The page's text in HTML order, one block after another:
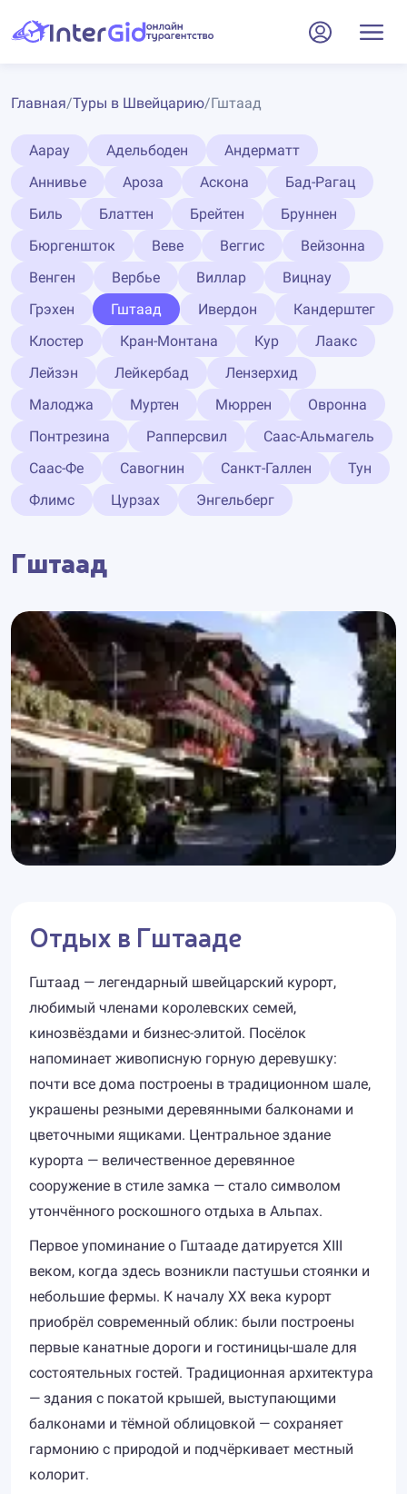
Главная/Туры в Швейцарию/Гштаад
Аарау Адельбоден
Андерматт
Аннивье
Ароза Аскона
Бад-Рагац
Биль
Блаттен Брейтен
Бруннен
Бюргеншток
Веве Веггис
Вейзонна
Венген
Вербье Виллар
Вицнау
Грэхен
Гштаад Ивердон
Кандерштег
Клостер
Кран-Монтана Кур
Лаакс
Лейзэн
Лейкербад
Лензерхид
Малоджа
Муртен Мюррен
Овронна
Понтрезина
Рапперсвил
Саас-Альмагель
Саас-Фе
Савогнин Санкт-Галлен
Тун
Флимс
Цурзах Энгельберг
Гштаад
Отдых в Гштааде
Гштаад — легендарный швейцарский курорт,
любимый членами королевских семей,
кинозвёздами и бизнес-элитой. Посёлок
напоминает живописную горную деревушку:
почти все дома построены в традиционном шале,
украшены резными деревянными балконами и
цветочными ящиками. Центральное здание
курорта — величественное деревянное
сооружение в стиле замка — стало символом
утончённого роскошного отдыха в Альпах.
Первое упоминание о Гштааде датируется XIII
веком, когда здесь возникли пастушьи стоянки и
небольшие фермы. К началу XX века курорт
приобрёл современный облик: были построены
первые канатные дороги и гостиницы-шале для
состоятельных гостей. Традиционная архитектура
— здания с покатой крышей, выступающими
балконами и тёмной облицовкой — сохраняет
гармонию с природой и подчёркивает местный
колорит.